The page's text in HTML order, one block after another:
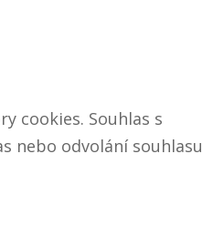
cookies. Souhlas s
nebo odvolání souhlasu